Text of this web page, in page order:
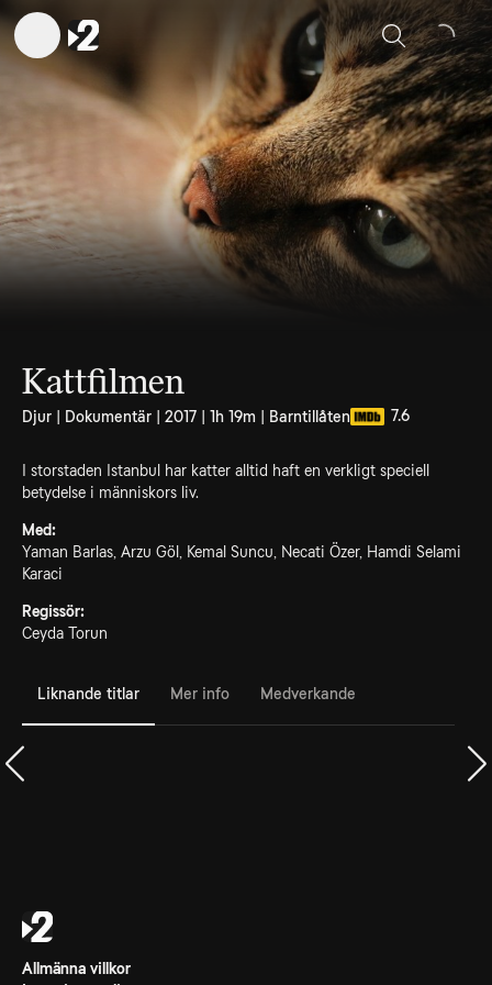
Sök
Kattfilmen
Djur | Dokumentär | 2017 | 1h 19m | Barntillåten 7.6
I storstaden Istanbul har katter alltid haft en verkligt speciell
betydelse i människors liv.
Med:
Yaman Barlas, Arzu Göl, Kemal Suncu, Necati Özer, Hamdi Selami
Karaci
Regissör:
Ceyda Torun
Liknande titlar Mer info Medverkande
Allmänna villkor